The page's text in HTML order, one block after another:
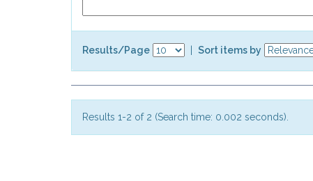
Results/Page Sort items by
Results 1-2 of 2 (Search time: 0.002 seconds).